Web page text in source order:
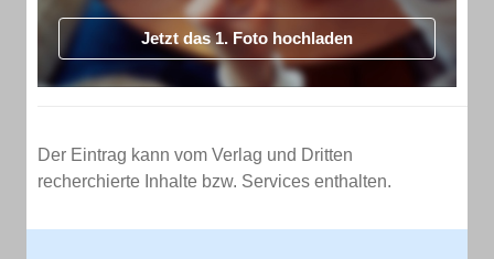
Jetzt das 1. Foto hochladen
Der Eintrag kann vom Verlag und Dritten
recherchierte Inhalte bzw. Services enthalten.